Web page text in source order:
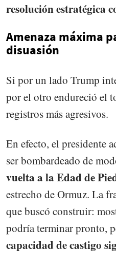
resolución estratégica
Amenaza máxima
disuasión
Si por un lado Trump
por el otro endureció el
registros más agresivos.
En efecto, el presidente
ser bombardeado de
vuelta a la Edad de
estrecho de Ormuz. La
que buscó construir:
podría terminar pronto,
capacidad de castigo